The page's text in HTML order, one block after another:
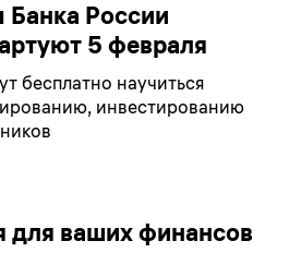
России
5 февраля
бесплатно научиться
инвестированию
для ваших финансов